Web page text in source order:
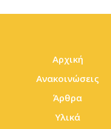
Αρχική
Ανακοινώσεις
Άρθρα
Υλικά